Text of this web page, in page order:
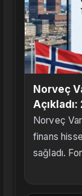
Norveç
Norveç
finans
sağladı.